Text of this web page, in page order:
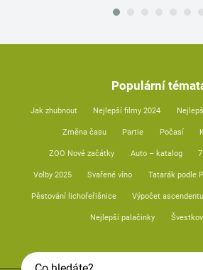
Populární
Jak zhubnout Nejlepší filmy 2024
Změna času Partie Počasí
ZOO Nové začátky Auto – katalog
Volby 2025 Svařené víno Tatarák podle
Pěstování lichořeřišnice Výpočet ascendentu
Nejlepší palačinky